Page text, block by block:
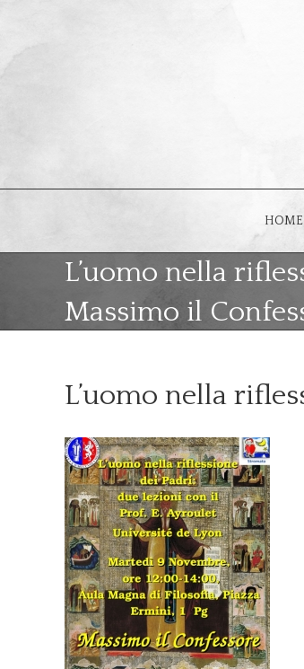
HOME
L’uomo nella
Massimo il
L’uomo nella